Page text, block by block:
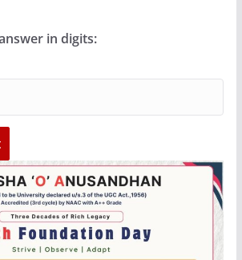
in digits: